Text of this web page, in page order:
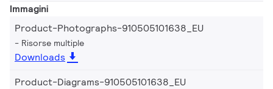
Immagini
Product-Photographs-910505101638_EU
Risorse multiple
Downloads
Product-Diagrams-910505101638_EU